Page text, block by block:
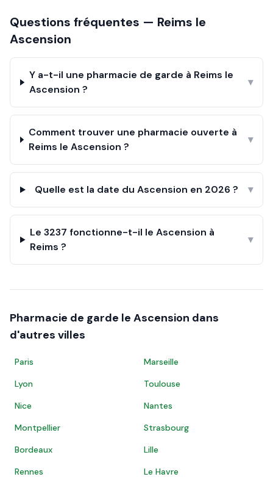
Questions fréquentes — Reims le
Ascension
Y a-t-il une pharmacie de garde à Reims le
Ascension ?
▾
Comment trouver une pharmacie ouverte à
Reims le Ascension ?
▾
Quelle est la date du Ascension en 2026 ? ▾
Le 3237 fonctionne-t-il le Ascension à
Reims ?
▾
Pharmacie de garde le Ascension dans
d'autres villes
Paris
Marseille
Lyon
Toulouse
Nice
Nantes
Montpellier
Strasbourg
Bordeaux
Lille
Rennes
Le Havre